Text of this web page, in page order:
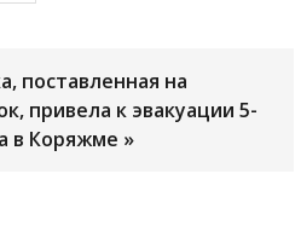
поставленная на
привела к эвакуации 5-
в Коряжме »